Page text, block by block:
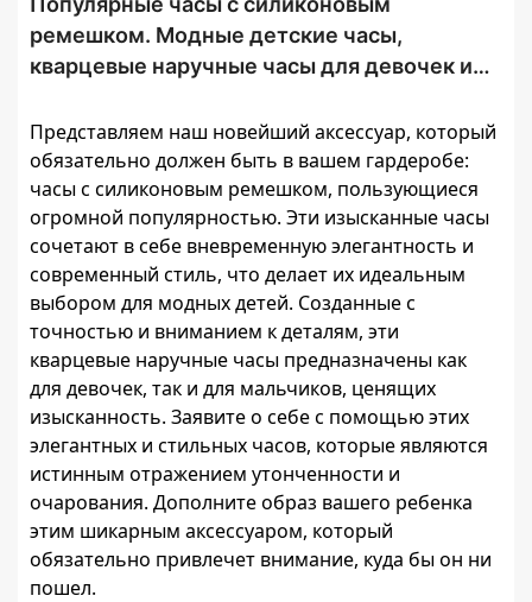
ремешком. Модные детские часы,
кварцевые наручные часы для девочек и
Представляем наш новейший аксессуар, который
обязательно должен быть в вашем гардеробе:
часы с силиконовым ремешком, пользующиеся
огромной популярностью. Эти изысканные часы
сочетают в себе вневременную элегантность и
современный стиль, что делает их идеальным
выбором для модных детей. Созданные с
точностью и вниманием к деталям, эти
кварцевые наручные часы предназначены как
для девочек, так и для мальчиков, ценящих
изысканность. Заявите о себе с помощью этих
элегантных и стильных часов, которые являются
истинным отражением утонченности и
очарования. Дополните образ вашего ребенка
этим шикарным аксессуаром, который
обязательно привлечет внимание, куда бы он ни
пошел.